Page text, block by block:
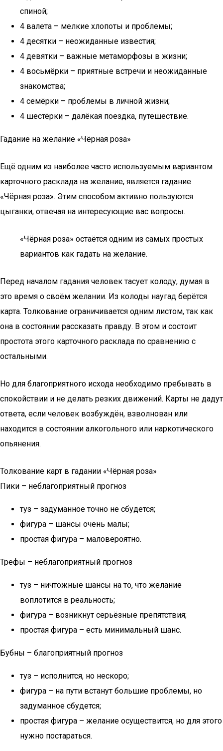
спиной;
4 валета – мелкие хлопоты и проблемы;
4 десятки – неожиданные известия;
4 девятки – важные метаморфозы в жизни;
4 восьмёрки – приятные встречи и неожиданные
знакомства;
4 семёрки – проблемы в личной жизни;
4 шестёрки – далёкая поездка, путешествие.
Гадание на желание «Чёрная роза»
Ещё одним из наиболее часто используемым вариантом
карточного расклада на желание, является гадание
«Чёрная роза». Этим способом активно пользуются
цыганки, отвечая на интересующие вас вопросы.
«Чёрная роза» остаётся одним из самых простых
вариантов как гадать на желание.
Перед началом гадания человек тасует колоду, думая в
это время о своём желании. Из колоды наугад берётся
карта. Толкование ограничивается одним листом, так как
она в состоянии рассказать правду. В этом и состоит
простота этого карточного расклада по сравнению с
остальными.
Но для благоприятного исхода необходимо пребывать в
спокойствии и не делать резких движений. Карты не дадут
ответа, если человек возбуждён, взволнован или
находится в состоянии алкогольного или наркотического
опьянения.
Толкование карт в гадании «Чёрная роза»
Пики – неблагоприятный прогноз
туз – задуманное точно не сбудется;
фигура – шансы очень малы;
простая фигура – маловероятно.
Трефы – неблагоприятный прогноз
туз – ничтожные шансы на то, что желание
воплотится в реальность;
фигура – возникнут серьёзные препятствия;
простая фигура – есть минимальный шанс.
Бубны – благоприятный прогноз
туз – исполнится, но нескоро;
фигура – на пути встанут большие проблемы, но
задуманное сбудется;
простая фигура – желание осуществится, но для этого
нужно постараться.